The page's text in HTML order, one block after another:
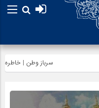
سرباز وطن | خاطره‌ای از